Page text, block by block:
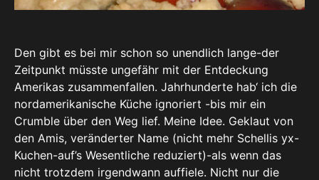
Den gibt es bei mir schon so unendlich lange-der
Zeitpunkt müsste ungefähr mit der Entdeckung
Amerikas zusammenfallen. Jahrhunderte hab‘ ich die
nordamerikanische Küche ignoriert -bis mir ein
Crumble über den Weg lief. Meine Idee. Geklaut von
den Amis, veränderter Name (nicht mehr Schellis yx-
Kuchen-auf’s Wesentliche reduziert)-als wenn das
nicht trotzdem irgendwann auffiele. Nicht nur die